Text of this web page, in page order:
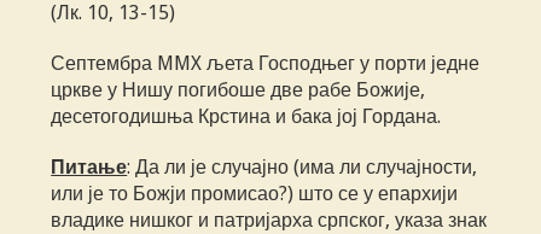
(Лк. 10, 13-15)
Септембра MMX љета Господњег у порти једне
цркве у Нишу погибоше две рабе Божије,
десетогодишња Крстина и бака јој Гордана.
Питање: Да ли је случајно (има ли случајности,
или је то Божји промисао?) што се у епархији
владике нишког и патријарха српског, указа знак